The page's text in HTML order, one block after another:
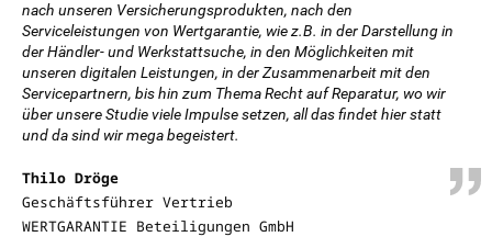
nach unseren Versicherungsprodukten, nach den
Serviceleistungen von Wertgarantie, wie z.B. in der Darstellung in
der Händler- und Werkstattsuche, in den Möglichkeiten mit
unseren digitalen Leistungen, in der Zusammenarbeit mit den
Servicepartnern, bis hin zum Thema Recht auf Reparatur, wo wir
über unsere Studie viele Impulse setzen, all das findet hier statt
und da sind wir mega begeistert.
Thilo Dröge
Geschäftsführer Vertrieb
WERTGARANTIE Beteiligungen GmbH